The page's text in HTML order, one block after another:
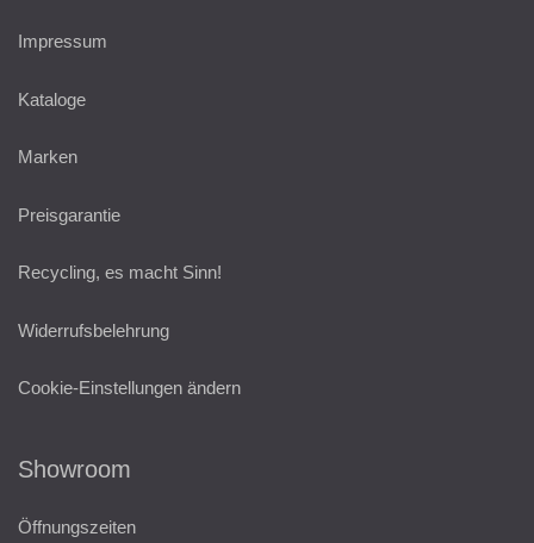
Impressum
Kataloge
Marken
Preisgarantie
Recycling, es macht Sinn!
Widerrufsbelehrung
Cookie-Einstellungen ändern
Showroom
Öffnungszeiten